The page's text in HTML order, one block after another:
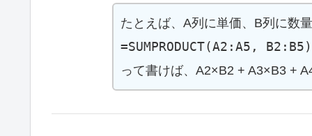
たとえば、A列に単価、B列に数
=SUMPRODUCT(A2:A5, B2:B5)
って書けば、A2×B2 + A3×B3 +